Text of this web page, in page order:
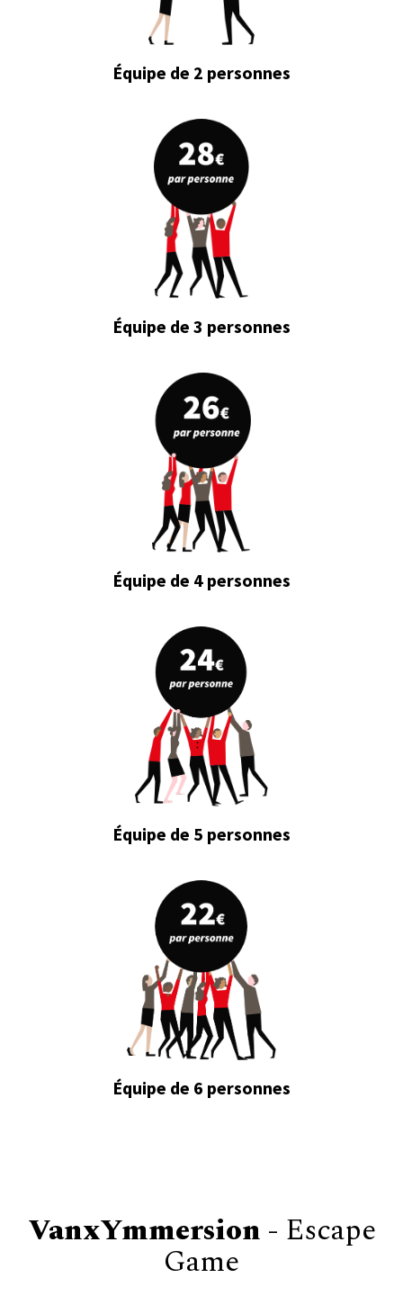
Équipe de 2 personnes
Équipe de 3 personnes
Équipe de 4 personnes
Équipe de 5 personnes
Équipe de 6 personnes
VanxYmmersion - Escape
Game